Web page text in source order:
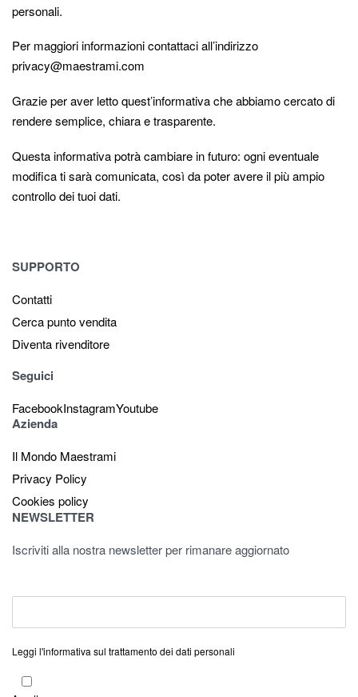
personali.
Per maggiori informazioni contattaci all’indirizzo
privacy@maestrami.com
Grazie per aver letto quest’informativa che abbiamo cercato di
rendere semplice, chiara e trasparente.
Questa informativa potrà cambiare in futuro: ogni eventuale
modifica ti sarà comunicata, così da poter avere il più ampio
controllo dei tuoi dati.
SUPPORTO
Contatti
Cerca punto vendita
Diventa rivenditore
Seguici
FacebookInstagramYoutube
Azienda
Il Mondo Maestrami
Privacy Policy
Cookies policy
NEWSLETTER
Iscriviti alla nostra newsletter per rimanare aggiornato
Leggi l'informativa sul trattamento dei dati personali